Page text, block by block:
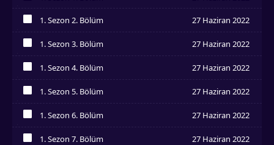
1. Sezon 2. Bölüm 27 Haziran 2022
1. Sezon 3. Bölüm 27 Haziran 2022
1. Sezon 4. Bölüm 27 Haziran 2022
1. Sezon 5. Bölüm 27 Haziran 2022
1. Sezon 6. Bölüm 27 Haziran 2022
1. Sezon 7. Bölüm 27 Haziran 2022